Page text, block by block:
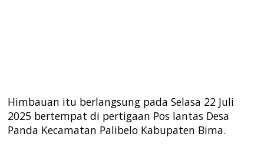
Himbauan itu berlangsung pada Selasa 22 Juli
2025 bertempat di pertigaan Pos lantas Desa
Panda Kecamatan Palibelo Kabupaten Bima.